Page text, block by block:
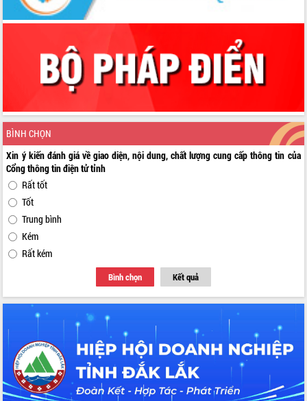
BÌNH CHỌN
Xin ý kiến đánh giá về giao diện, nội dung, chất lượng cung cấp thông tin của
Cổng thông tin điện tử tỉnh
Rất tốt
Tốt
Trung bình
Kém
Rất kém
Bình chọn Kết quả